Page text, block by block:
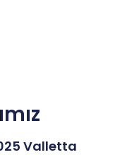
Valletta